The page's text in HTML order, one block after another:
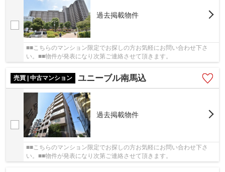
過去掲載物件
■■こちらのマンション限定でお探しの方お気軽にお問い合わせ下さ
い。■■物件が発表になり次第ご連絡させて頂きます。
売買 | 中古マンション ユニーブル南馬込
過去掲載物件
■■こちらのマンション限定でお探しの方お気軽にお問い合わせ下さ
い。■■物件が発表になり次第ご連絡させて頂きます。